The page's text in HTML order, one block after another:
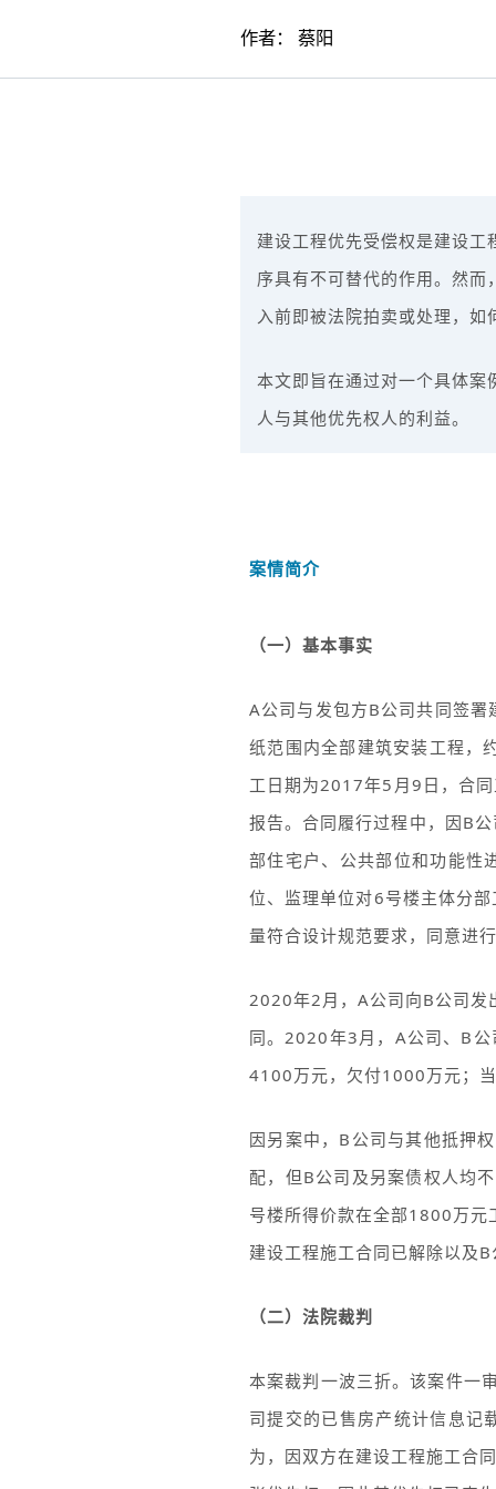
作者： 蔡阳
建设工程优先受偿权是建设
序具有不可替代的作用。然
入前即被法院拍卖或处理，
本文即旨在通过对一个具体案
人与其他优先权人的利益。
案情简介
（一）基本事实
A公司与发包方B公司共同签
纸范围内全部建筑安装工程，
工日期为2017年5月9日，合
报告。合同履行过程中，因B
部住宅户、公共部位和功能性
位、监理单位对6号楼主体分
量符合设计规范要求，同意进
2020年2月，A公司向B公司发
同。2020年3月，A公司、B
4100万元，欠付1000万元；
因另案中，B公司与其他抵押
配，但B公司及另案债权人均
号楼所得价款在全部1800万元
建设工程施工合同已解除以及
（二）法院裁判
本案裁判一波三折。该案件一
司提交的已售房产统计信息记
为，因双方在建设工程施工合